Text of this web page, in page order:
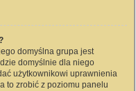
domyślna grupa jest
domyślnie dla niego
użytkownikowi uprawnienia
to zrobić z poziomu panelu